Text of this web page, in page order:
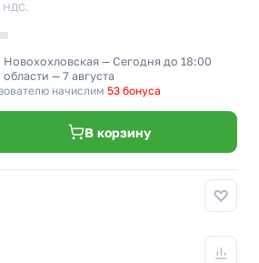
НДС.
Новохохловская — Сегодня до 18:00
— 7 августа
начислим 53 бонуса
В корзину